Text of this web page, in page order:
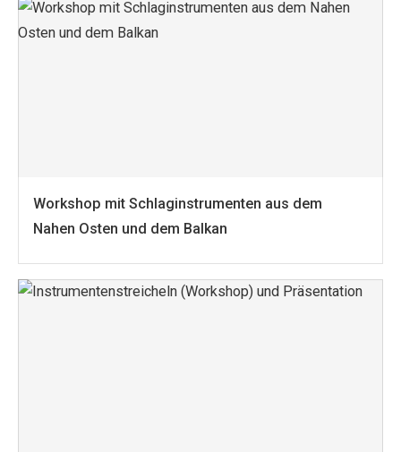
Workshop mit Schlaginstrumenten aus dem
Nahen Osten und dem Balkan